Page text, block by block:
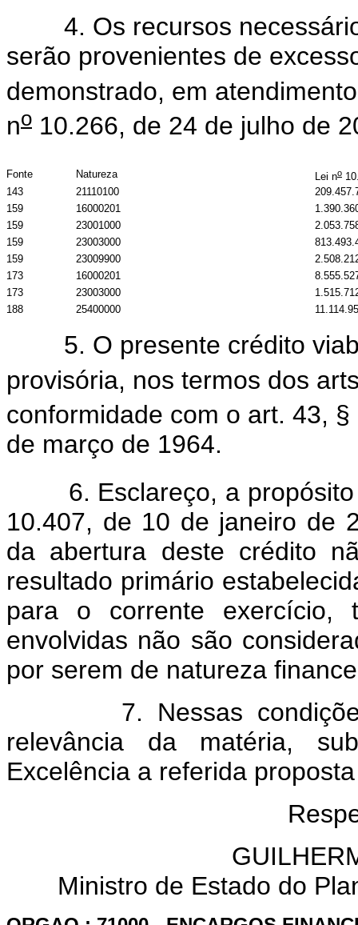
4. Os recursos
serão provenientes de
demonstrado, em
no 10.266, de 24 de julho de
Fonte Natureza Lei no
143
21110100
159
16000201
159
23001000
159
23003000
159
23009900
173
16000201
173
23003000
188
25400000
5. O presente crédito
provisória, nos termos dos
conformidade com o art. 43, §
de março de 1964.
6. Esclareço, a propósito
10.407, de 10 de janeiro de
da abertura deste crédito
resultado primário
para o corrente exercício,
envolvidas não são
por serem de natureza
7. Nessas condições,
relevância da matéria,
Excelência a referida
Ministro de Estado do